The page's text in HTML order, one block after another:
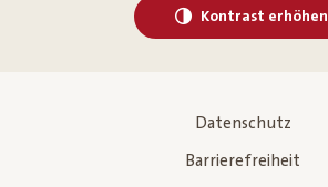
Kontrast erhöhen
Datenschutz
Barrierefreiheit